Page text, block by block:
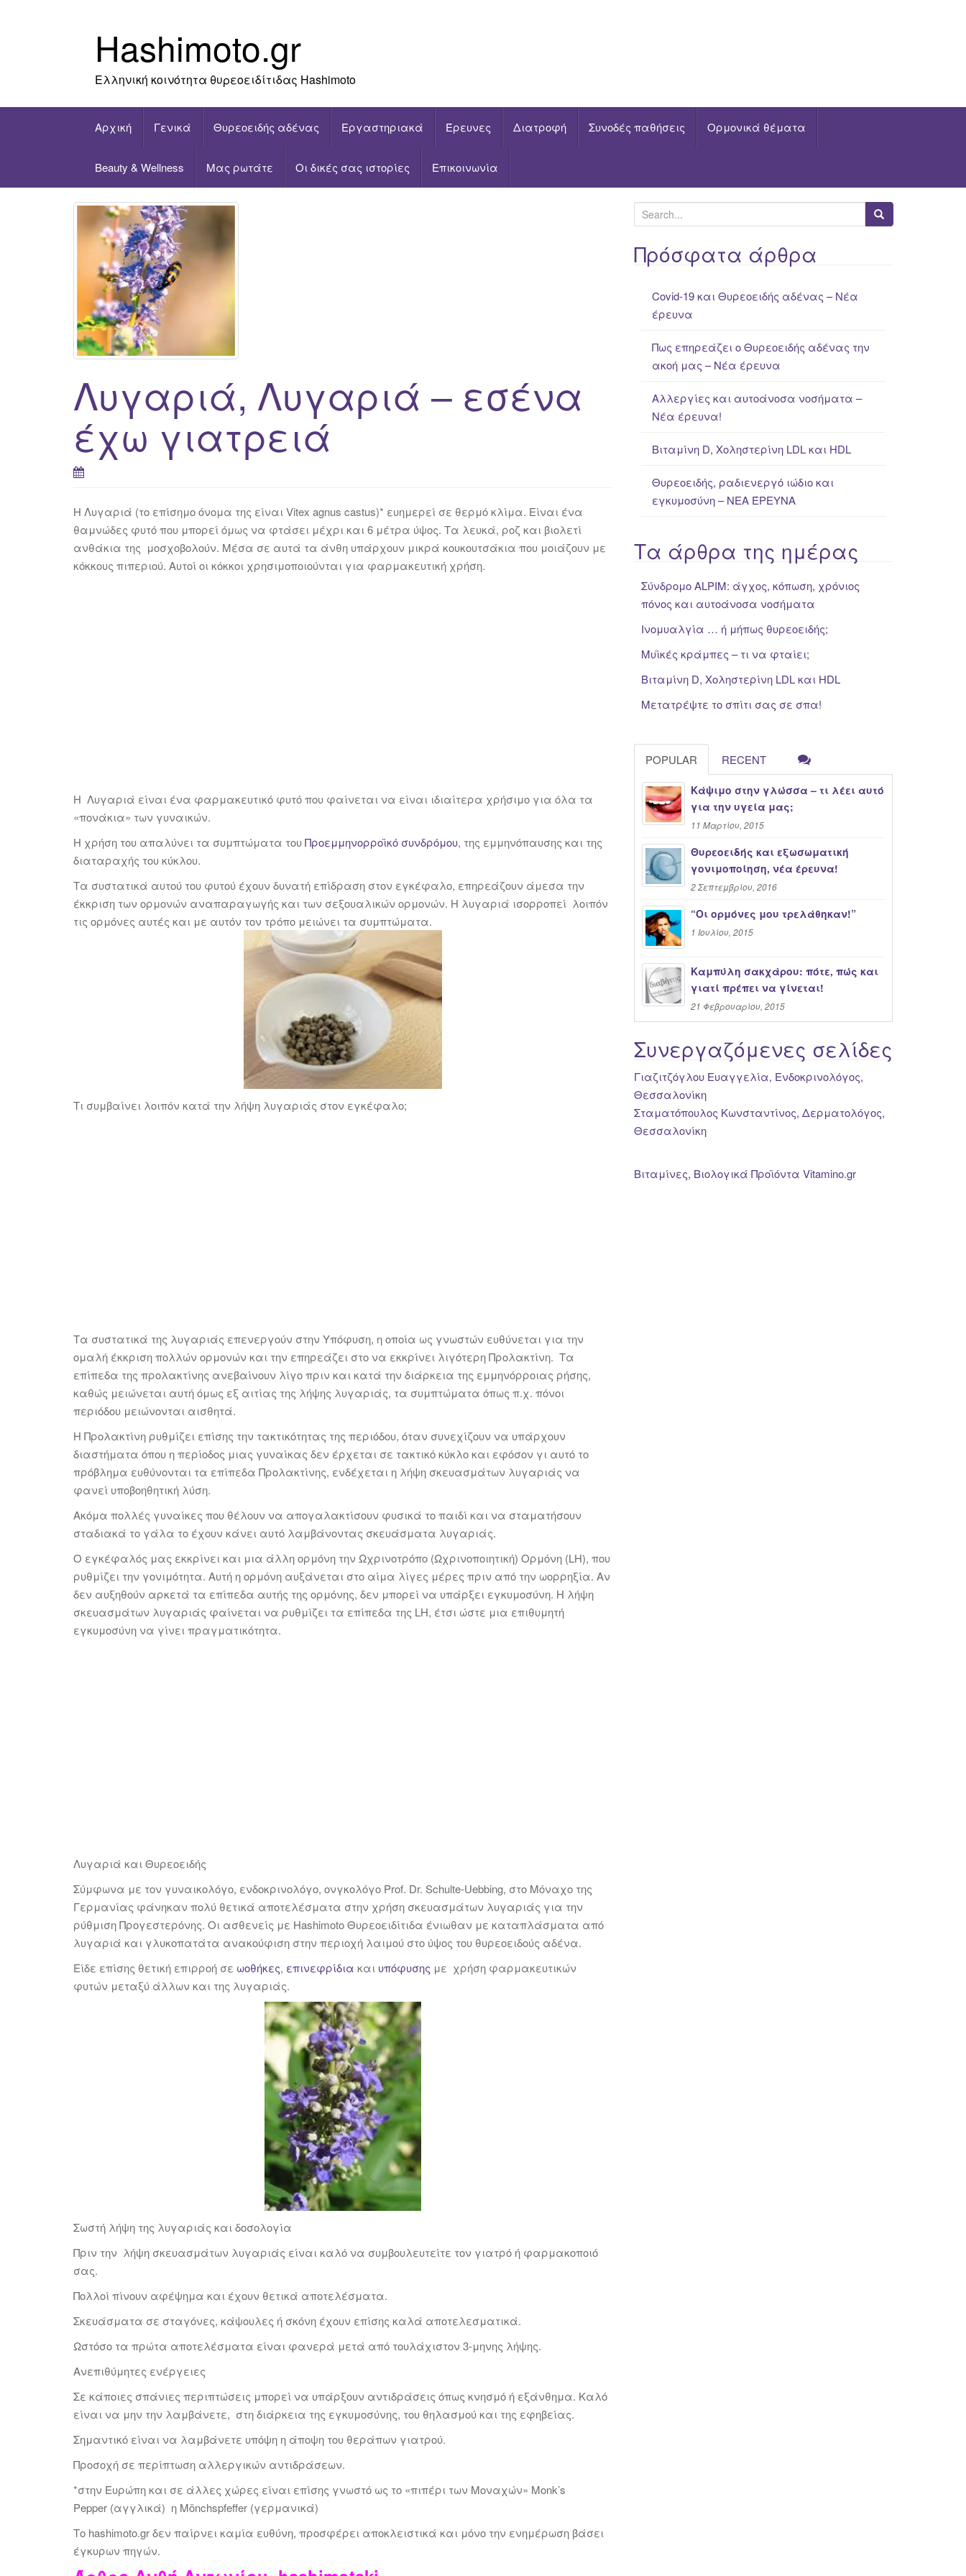
Hashimoto.gr
Ελληνική κοινότητα θυρεοειδίτιδας Hashimoto
Αρχική Γενικά Θυρεοειδής αδένας Εργαστηριακά Έρευνες Διατροφή Συνοδές παθήσεις Ορμονικά θέματα
Beauty & Wellness Μας ρωτάτε Οι δικές σας ιστορίες Επικοινωνία
Λυγαριά, Λυγαριά – εσένα
έχω γιατρειά
Η Λυγαριά (το επίσημο όνομα της είναι Vitex agnus castus)* ευημερεί σε θερμό κλίμα. Είναι ένα
θαμνώδες φυτό που μπορεί όμως να φτάσει μέχρι και 6 μέτρα ύψος. Τα λευκά, ροζ και βιολετί
ανθάκια της μοσχοβολούν. Μέσα σε αυτά τα άνθη υπάρχουν μικρά κουκουτσάκια που μοιάζουν με
κόκκους πιπεριού. Αυτοί οι κόκκοι χρησιμοποιούνται για φαρμακευτική χρήση.
Η Λυγαριά είναι ένα φαρμακευτικό φυτό που φαίνεται να είναι ιδιαίτερα χρήσιμο για όλα τα
«πονάκια» των γυναικών.
Η χρήση του απαλύνει τα συμπτώματα τουΠροεμμηνορροϊκό συνδρόμου, της εμμηνόπαυσης και της
διαταραχής του κύκλου.
Τα συστατικά αυτού του φυτού έχουν δυνατή επίδραση στον εγκέφαλο, επηρεάζουν άμεσα την
έκκριση των ορμονών αναπαραγωγής και των σεξουαλικών ορμονών. Η λυγαριά ισορροπεί λοιπόν
τις ορμόνες αυτές και με αυτόν τον τρόπο μειώνει τα συμπτώματα.
Τι συμβαίνει λοιπόν κατά την λήψη λυγαριάς στον εγκέφαλο;
Τα συστατικά της λυγαριάς επενεργούν στην Υπόφυση, η οποία ως γνωστών ευθύνεται για την
ομαλή έκκριση πολλών ορμονών και την επηρεάζει στο να εκκρίνει λιγότερη Προλακτίνη. Τα
επίπεδα της προλακτίνης ανεβαίνουν λίγο πριν και κατά την διάρκεια της εμμηνόρροιας ρήσης,
καθώς μειώνεται αυτή όμως εξ αιτίας της λήψης λυγαριάς, τα συμπτώματα όπως π.χ. πόνοι
περιόδου μειώνονται αισθητά.
Η Προλακτίνη ρυθμίζει επίσης την τακτικότητας της περιόδου, όταν συνεχίζουν να υπάρχουν
διαστήματα όπου η περίοδος μιας γυναίκας δεν έρχεται σε τακτικό κύκλο και εφόσον γι αυτό το
πρόβλημα ευθύνονται τα επίπεδα Προλακτίνης, ενδέχεται η λήψη σκευασμάτων λυγαριάς να
φανεί υποβοηθητική λύση.
Ακόμα πολλές γυναίκες που θέλουν να απογαλακτίσουν φυσικά το παιδί και να σταματήσουν
σταδιακά το γάλα το έχουν κάνει αυτό λαμβάνοντας σκευάσματα λυγαριάς.
Ο εγκέφαλός μας εκκρίνει και μια άλλη ορμόνη την Ωχρινοτρόπο (Ωχρινοποιητική) Ορμόνη (LH), που
ρυθμίζει την γονιμότητα. Αυτή η ορμόνη αυξάνεται στο αίμα λίγες μέρες πριν από την ωορρηξία. Αν
δεν αυξηθούν αρκετά τα επίπεδα αυτής της ορμόνης, δεν μπορεί να υπάρξει εγκυμοσύνη. Η λήψη
σκευασμάτων λυγαριάς φαίνεται να ρυθμίζει τα επίπεδα της LH, έτσι ώστε μια επιθυμητή
εγκυμοσύνη να γίνει πραγματικότητα.
Λυγαριά και Θυρεοειδής
Σύμφωνα με τον γυναικολόγο, ενδοκρινολόγο, ονγκολόγο Prof. Dr. Schulte-Uebbing, στο Μόναχο της
Γερμανίας φάνηκαν πολύ θετικά αποτελέσματα στην χρήση σκευασμάτων λυγαριάς για την
ρύθμιση Προγεστερόνης. Οι ασθενείς με Hashimoto Θυρεοειδίτιδα ένιωθαν με καταπλάσματα από
λυγαριά και γλυκοπατάτα ανακούφιση στην περιοχή λαιμού στο ύψος του θυρεοειδούς αδένα.
Είδε επίσης θετική επιρροή σε ωοθήκες, επινεφρίδια και υπόφυσης με χρήση φαρμακευτικών
φυτών μεταξύ άλλων και της λυγαριάς.
Σωστή λήψη της λυγαριάς και δοσολογία
Πριν την λήψη σκευασμάτων λυγαριάς είναι καλό να συμβουλευτείτε τον γιατρό ή φαρμακοποιό
σας.
Πολλοί πίνουν αφέψημα και έχουν θετικά αποτελέσματα.
Σκευάσματα σε σταγόνες, κάψουλες ή σκόνη έχουν επίσης καλά αποτελεσματικά.
Ωστόσο τα πρώτα αποτελέσματα είναι φανερά μετά από τουλάχιστον 3-μηνης λήψης.
Ανεπιθύμητες ενέργειες
Σε κάποιες σπάνιες περιπτώσεις μπορεί να υπάρξουν αντιδράσεις όπως κνησμό ή εξάνθημα. Καλό
είναι να μην την λαμβάνετε, στη διάρκεια της εγκυμοσύνης, του θηλασμού και της εφηβείας.
Σημαντικό είναι να λαμβάνετε υπόψη η άποψη του θεράπων γιατρού.
Προσοχή σε περίπτωση αλλεργικών αντιδράσεων.
*στην Ευρώπη και σε άλλες χώρες είναι επίσης γνωστό ως το «πιπέρι των Μοναχών» Monk’s
Pepper (αγγλικά) η Mönchspfeffer (γερμανικά)
Το hashimoto.gr δεν παίρνει καμία ευθύνη, προσφέρει αποκλειστικά και μόνο την ενημέρωση βάσει
έγκυρων πηγών.
e
a
rΠρόσφατα άρθρα
Covid-19 και Θυρεοειδής αδένας – Νέα
έρευνα
Πως επηρεάζει ο Θυρεοειδής αδένας την
ακοή μας – Νέα έρευνα
Αλλεργίες και αυτοάνοσα νοσήματα –
Νέα έρευνα!
Βιταμίνη D, Χοληστερίνη LDL και HDL
Θυρεοειδής, ραδιενεργό ιώδιο και
εγκυμοσύνη – ΝΕΑ ΈΡΕΥΝΑ
Τα άρθρα της ημέρας
Σύνδρομο ALPIM: άγχος, κόπωση, χρόνιος
πόνος και αυτοάνοσα νοσήματα
Ινομυαλγία … ή μήπως θυρεοειδής;
Μυϊκές κράμπες – τι να φταίει;
Βιταμίνη D, Χοληστερίνη LDL και HDL
Μετατρέψτε το σπίτι σας σε σπα!
POPULAR RECENT
Κάψιμο στην γλώσσα – τι λέει αυτό
για την υγεία μας;
11 Μαρτίου, 2015
Θυρεοειδής και εξωσωματική
γονιμοποίηση, νέα έρευνα!
2 Σεπτεμβρίου, 2016
“Oι ορμόνες μου τρελάθηκαν!”
1 Ιουλίου, 2015
Καμπύλη σακχάρου: πότε, πώς και
γιατί πρέπει να γίνεται!
21 Φεβρουαρίου, 2015
Συνεργαζόμενες σελίδες
Γιαζιτζόγλου Ευαγγελία, Ενδοκρινολόγος,
Θεσσαλονίκη
Σταματόπουλος Κωνσταντίνος, Δερματολόγος,
Θεσσαλονίκη
Βιταμίνες, Βιολογικά Προϊόντα Vitamino.gr